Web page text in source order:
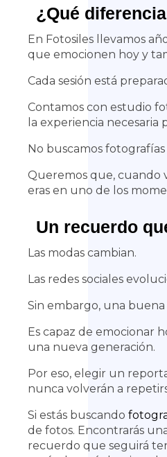
¿Qué
En Fotosiles llevamos
que emocionen hoy y
Cada sesión está
Contamos con estudio
la experiencia
No buscamos fotografías
Queremos que, cuando
eras en uno de los
Un recuerdo
Las modas cambian.
Las redes sociales
Sin embargo, una
Es capaz de emocionar
una nueva generación.
Por eso, elegir un
nunca volverán a
Si estás buscando
de fotos. Encontrarás
recuerdo que seguirá